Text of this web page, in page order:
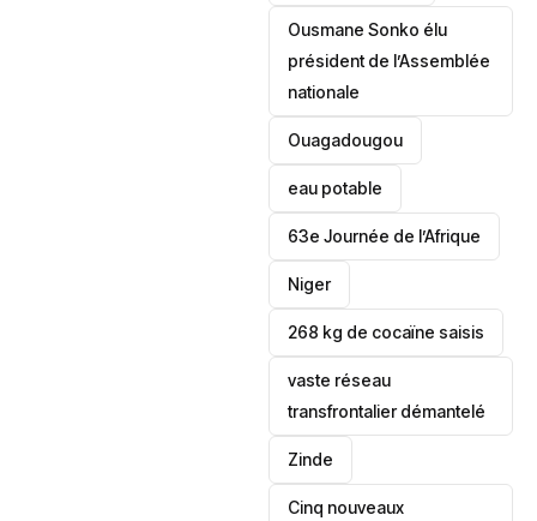
Ousmane Sonko élu
président de l’Assemblée
nationale
‎Ouagadougou
eau potable
63e Journée de l’Afrique
‎Niger
268 kg de cocaïne saisis
vaste réseau
transfrontalier démantelé
Zinde
Cinq nouveaux